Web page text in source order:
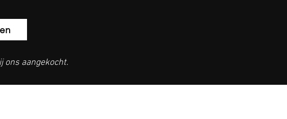
ons aangekocht.